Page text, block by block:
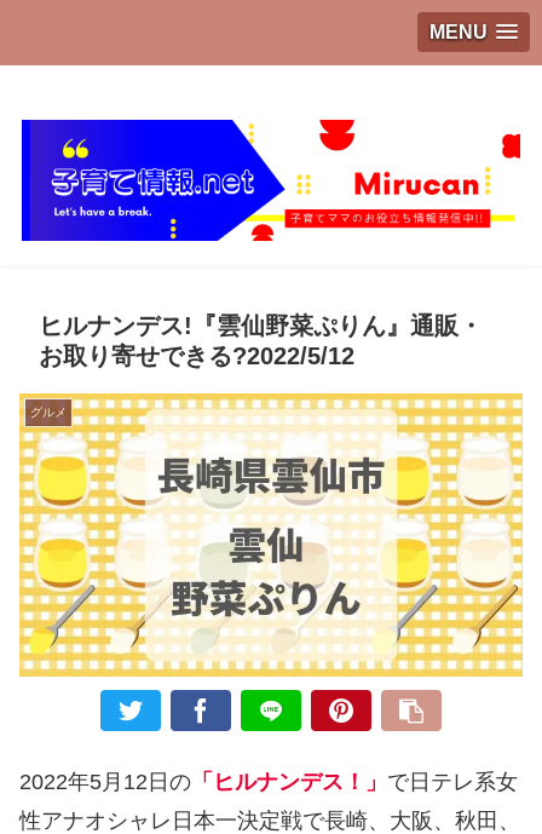
MENU
ヒルナンデス!『雲仙野菜ぷりん』通販・
お取り寄せできる?2022/5/12
グルメ
2022年5月12日の 「ヒルナンデス！」 で日テレ系女
性アナオシャレ日本一決定戦で長崎、大阪、秋田、